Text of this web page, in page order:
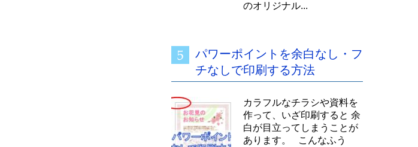
のオリジナル...
パワーポイントを余白なし・フ
チなしで印刷する方法
カラフルなチラシや資料を
作って、いざ印刷すると 余
白が目立ってしまうことが
あります。 こんなふう